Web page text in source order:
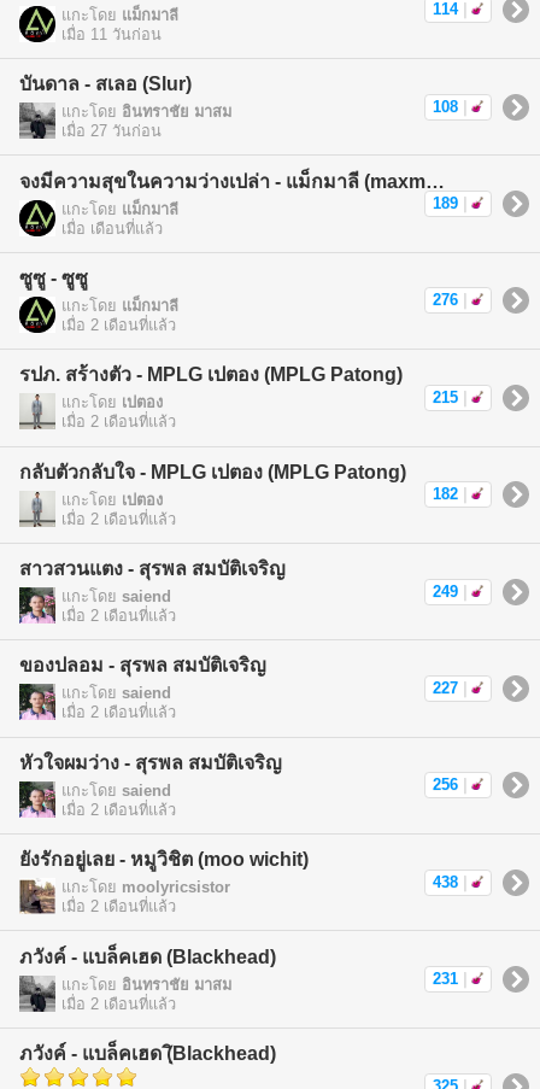
แกะโดย แม็กมาลี
เมื่อ 11 วันก่อน
114
บันดาล - สเลอ (Slur)
แกะโดย อินทราชัย มาสม
เมื่อ 27 วันก่อน
108
จงมีความสุขในความว่างเปล่า - แม็กมาลี (maxmalee)
แกะโดย แม็กมาลี
เมื่อ เดือนที่แล้ว
189
ซูซู - ซูซู
แกะโดย แม็กมาลี
เมื่อ 2 เดือนที่แล้ว
276
รปภ. สร้างตัว - MPLG เปตอง (MPLG Patong)
แกะโดย เปตอง
เมื่อ 2 เดือนที่แล้ว
215
กลับตัวกลับใจ - MPLG เปตอง (MPLG Patong)
แกะโดย เปตอง
เมื่อ 2 เดือนที่แล้ว
182
สาวสวนแตง - สุรพล สมบัติเจริญ
แกะโดย saiend
เมื่อ 2 เดือนที่แล้ว
249
ของปลอม - สุรพล สมบัติเจริญ
แกะโดย saiend
เมื่อ 2 เดือนที่แล้ว
227
หัวใจผมว่าง - สุรพล สมบัติเจริญ
แกะโดย saiend
เมื่อ 2 เดือนที่แล้ว
256
ยังรักอยู่เลย - หมูวิชิต (moo wichit)
แกะโดย moolyricsistor
เมื่อ 2 เดือนที่แล้ว
438
ภวังค์ - แบล็คเฮด (Blackhead)
แกะโดย อินทราชัย มาสม
เมื่อ 2 เดือนที่แล้ว
231
ภวังค์ - แบล็คเฮด (ฺิBlackhead)